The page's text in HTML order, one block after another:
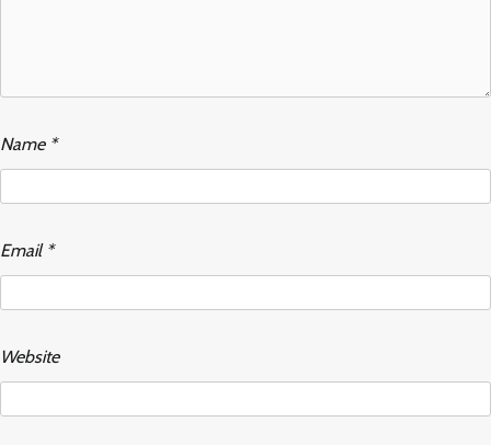
Name *
Email *
Website